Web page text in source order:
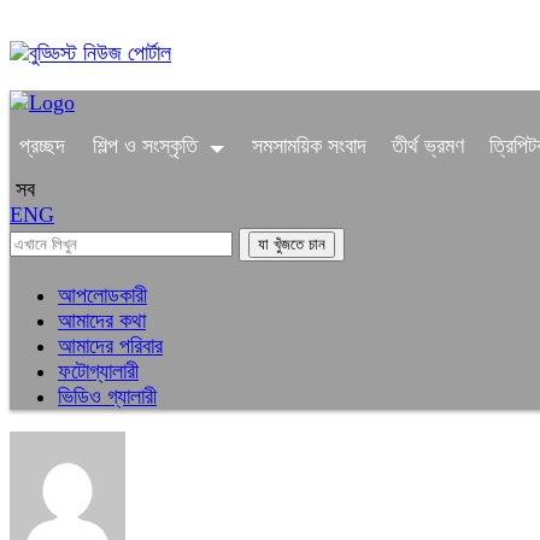
প্রচ্ছদ শিল্প ও সংস্কৃতি সমসাময়িক সংবাদ তীর্থ ভ্রমণ
সব
ENG
আপলোডকারী
আমাদের কথা
আমাদের পরিবার
ফটোগ্যালারী
ভিডিও গ্যালারী